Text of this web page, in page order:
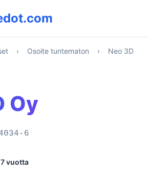
› Osoite tuntematon ›
Neo 3D
Oy
6
7 vuotta